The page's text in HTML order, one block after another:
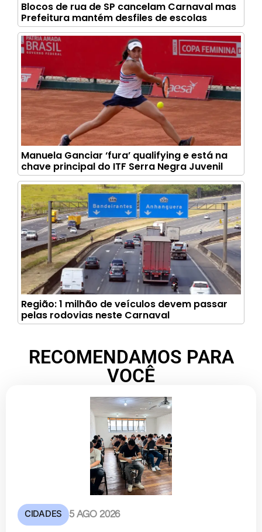
Blocos de rua de SP cancelam Carnaval mas
Prefeitura mantém desfiles de escolas
Manuela Ganciar ‘fura’ qualifying e está na
chave principal do ITF Serra Negra Juvenil
Região: 1 milhão de veículos devem passar
pelas rodovias neste Carnaval
RECOMENDAMOS PARA
VOCÊ
CIDADES 5 AGO 2026